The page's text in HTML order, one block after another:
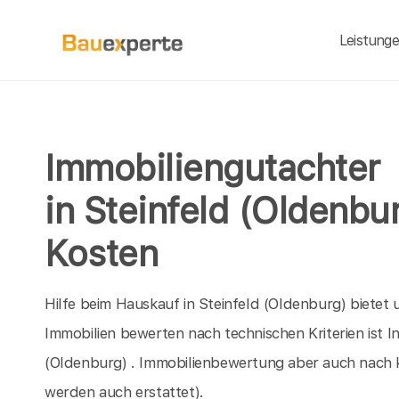
Immobiliengutachter
in Steinfeld
Kosten
Hilfe beim Hauskauf in Steinfeld (Oldenburg)
Immobilien bewerten nach technischen Kriterien ist
(Oldenburg) . Immobilienbewertung aber auch
werden auch erstattet).